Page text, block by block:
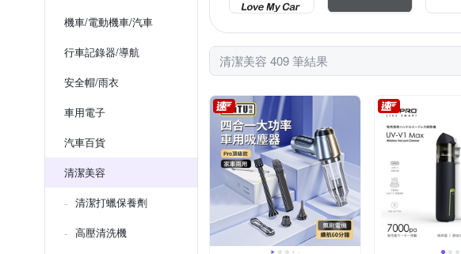
機車/電動機車/汽車
行車記錄器/導航
安全帽/雨衣
車用電子
汽車百貨
清潔美容
清潔打蠟保養劑
高壓清洗機
清潔美容 409 筆結果